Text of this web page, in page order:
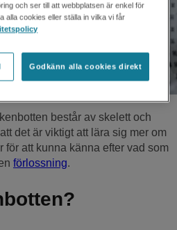
består av skelett och
det är viktigt att lära sig mer om
för att kunna känna efter vad som
förlossning.
och ser till att webbplatsen är enkel för
alla cookies eller ställa in vilka vi får
Godkänn alla cookies direkt